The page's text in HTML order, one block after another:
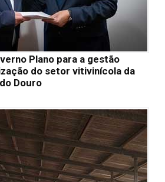
Plano para a gestão
do setor vitivinícola da
Douro